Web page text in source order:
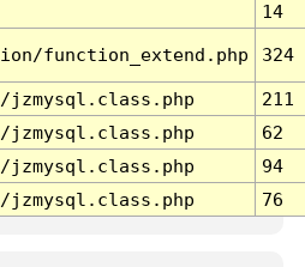
14
function_extend.php 324
jzmysql.class.php
211
jzmysql.class.php
62
jzmysql.class.php
94
jzmysql.class.php 76